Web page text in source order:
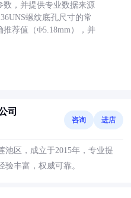
数，并提供专业数据来源
螺纹底孔尺寸的常
推荐值（Φ5.18mm），并
司
咨询 进店
池区，成立于2015年，专业提
丰富，权威可靠。